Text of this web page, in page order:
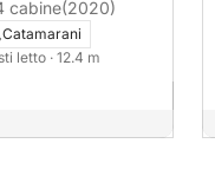
cabine(2020)
Catamarani
letto · 12.4 m